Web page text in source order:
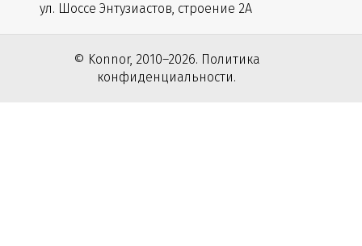
ул. Шоссе Энтузиастов, строение 2А
© Konnor, 2010–2026. Политика
конфиденциальности.